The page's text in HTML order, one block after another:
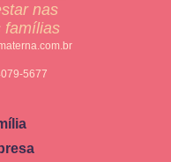
nas
famílias
5677